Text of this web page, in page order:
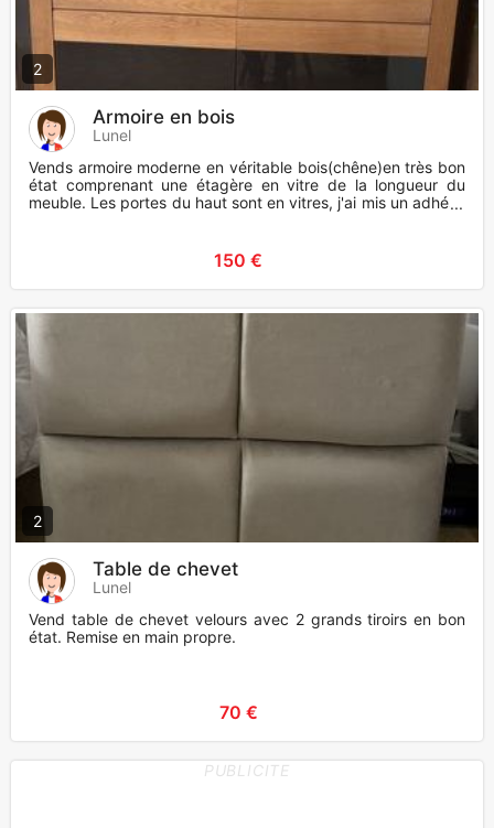
2
Armoire en bois
Lunel
Vends armoire moderne en véritable bois(chêne)en très bon
état comprenant une étagère en vitre de la longueur du
meuble. Les portes du haut sont en vitres, j'ai mis un adhésif
150 €
2
Table de chevet
Lunel
Vend table de chevet velours avec 2 grands tiroirs en bon
état. Remise en main propre.
70 €
PUBLICITE